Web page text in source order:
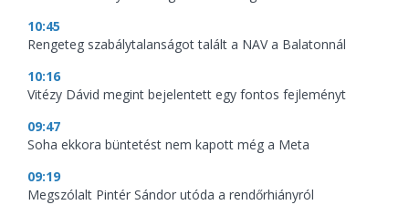
10:45
Rengeteg szabálytalanságot talált a NAV a Balatonnál
10:16
Vitézy Dávid megint bejelentett egy fontos fejleményt
09:47
Soha ekkora büntetést nem kapott még a Meta
09:19
Megszólalt Pintér Sándor utóda a rendőrhiányról